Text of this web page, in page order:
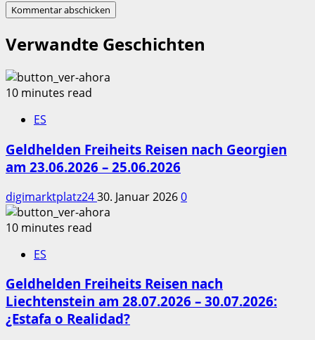
Verwandte Geschichten
10 minutes read
ES
Geldhelden Freiheits Reisen nach Georgien
am 23.06.2026 – 25.06.2026
digimarktplatz2430. Januar 20260
10 minutes read
ES
Geldhelden Freiheits Reisen nach
Liechtenstein am 28.07.2026 – 30.07.2026:
¿Estafa o Realidad?